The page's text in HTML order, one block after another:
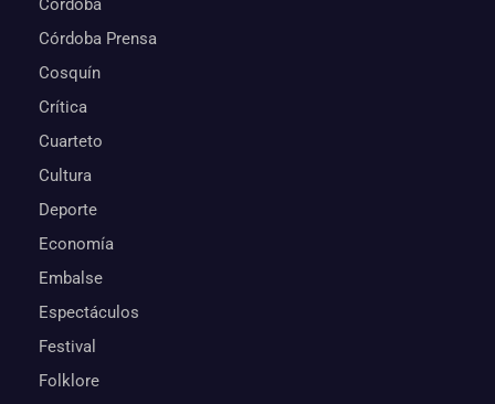
Córdoba
Córdoba Prensa
Cosquín
Crítica
Cuarteto
Cultura
Deporte
Economía
Embalse
Espectáculos
Festival
Folklore